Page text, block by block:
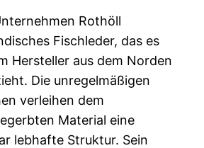
Rothöll
Fischleder, das es
Hersteller aus dem Norden
Die unregelmäßigen
verleihen dem
Material eine
lebhafte Struktur. Sein